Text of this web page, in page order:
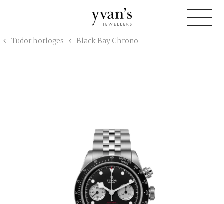
Jewellers
Tudor horloges Black Bay Chrono